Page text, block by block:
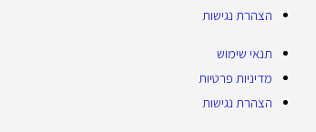
הצהרת נגישות
תנאי שימוש
מדיניות פרטיות
הצהרת נגישות